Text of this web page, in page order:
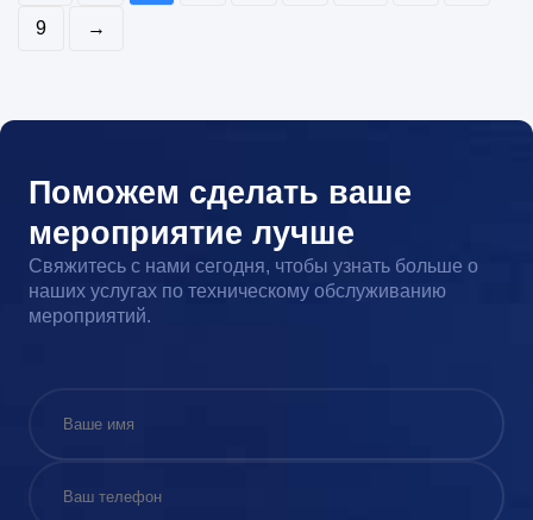
9 →
Поможем сделать ваше
мероприятие лучше
Свяжитесь с нами сегодня, чтобы узнать больше о
наших услугах по техническому обслуживанию
мероприятий.